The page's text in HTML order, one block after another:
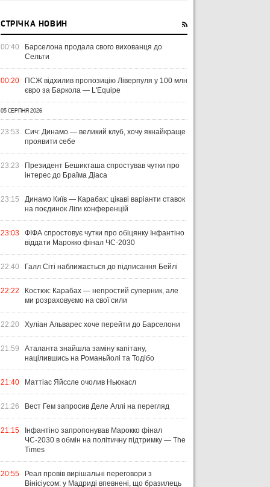
СТРІЧКА НОВИН
00:40
Барселона продала свого вихованця до
Сельти
00:20
ПСЖ відхилив пропозицію Ліверпуля у 100 млн
євро за Баркола — L'Equipe
05 СЕРПНЯ 2026
23:53
Сич: Динамо — великий клуб, хочу якнайкраще
проявити себе
23:23
Президент Бешикташа спростував чутки про
інтерес до Браїма Діаса
23:15
Динамо Київ — Карабах: цікаві варіанти ставок
на поєдинок Ліги конференцій
23:03
ФІФА спростовує чутки про обіцянку Інфантіно
віддати Марокко фінал ЧС-2030
22:40 Галл Сіті наближається до підписання Бейлі
22:22
Костюк: Карабах — непростий суперник, але
ми розраховуємо на свої сили
22:20 Хуліан Альварес хоче перейти до Барселони
21:59
Аталанта знайшла заміну капітану,
націлившись на Романьйолі та Тодібо
21:40 Маттіас Яйссле очолив Ньюкасл
21:26 Вест Гем запросив Деле Аллі на перегляд
21:15
Інфантіно запропонував Марокко фінал
ЧС-2030 в обмін на політичну підтримку — The
Times
20:55
Реал провів вирішальні переговори з
Вінісіусом: у Мадриді впевнені, що бразилець